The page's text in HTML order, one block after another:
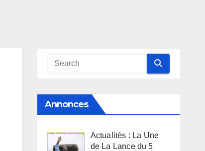
Annonces
Actualités : La Une
de La Lance du 5